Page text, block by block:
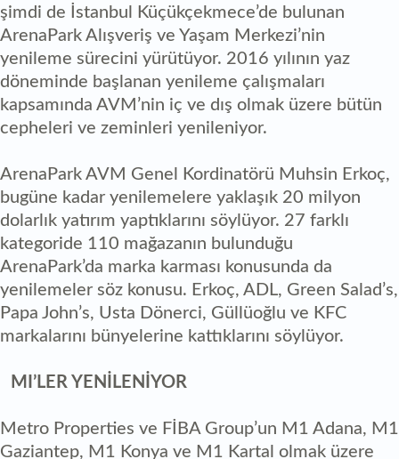
şimdi de İstanbul Küçükçekmece’de bulunan
ArenaPark Alışveriş ve Yaşam Merkezi’nin
yenileme sürecini yürütüyor. 2016 yılının yaz
döneminde başlanan yenileme çalışmaları
kapsamında AVM’nin iç ve dış olmak üzere bütün
cepheleri ve zeminleri yenileniyor.
ArenaPark AVM Genel Kordinatörü Muhsin Erkoç,
bugüne kadar yenilemelere yaklaşık 20 milyon
dolarlık yatırım yaptıklarını söylüyor. 27 farklı
kategoride 110 mağazanın bulunduğu
ArenaPark’da marka karması konusunda da
yenilemeler söz konusu. Erkoç, ADL, Green Salad’s,
Papa John’s, Usta Dönerci, Güllüoğlu ve KFC
markalarını bünyelerine kattıklarını söylüyor.
MI’LER YENİLENİYOR
Metro Properties ve FİBA Group’un M1 Adana, M1
Gaziantep, M1 Konya ve M1 Kartal olmak üzere